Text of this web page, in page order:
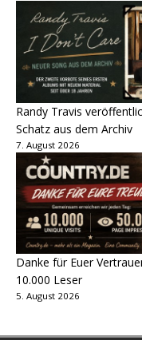
Randy Travis
Schatz aus dem Archiv
7. August 2026
Danke für Euer
10.000 Leser
5. August 2026